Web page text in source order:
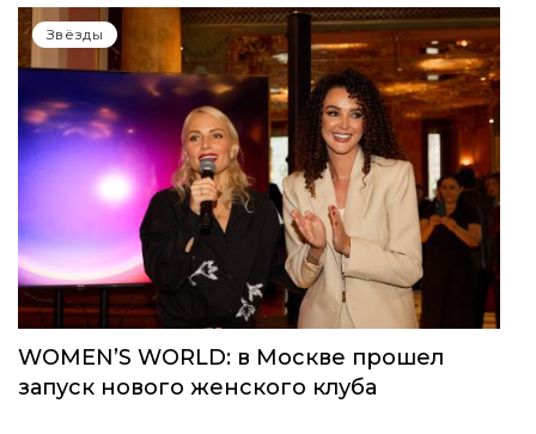
Звёзды
WOMEN’S WORLD: в Москве прошел
запуск нового женского клуба